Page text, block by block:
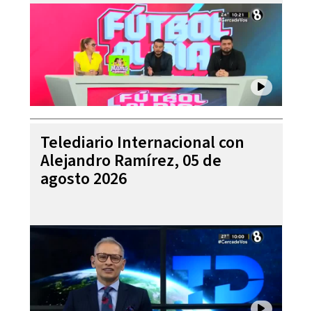
Telediario Internacional con
Alejandro Ramírez, 05 de
agosto 2026